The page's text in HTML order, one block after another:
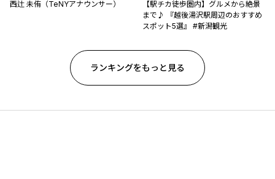
西辻 未侑（TeNYアナウンサー）
【駅チカ徒歩圏内】グルメから絶景
まで♪ 『越後湯沢駅周辺のおすすめ
スポット5選』 #新潟観光
ランキングをもっと見る